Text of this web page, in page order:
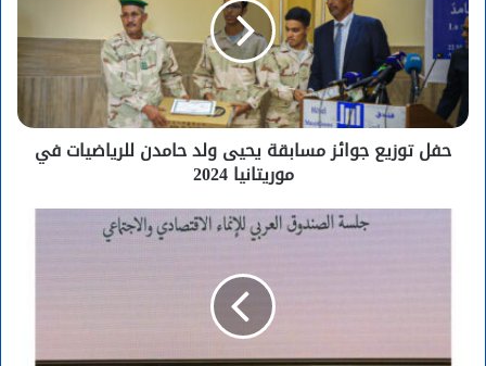
حفل توزيع جوائز مسابقة يحيى ولد حامدن للرياضيات في
موريتانيا 2024